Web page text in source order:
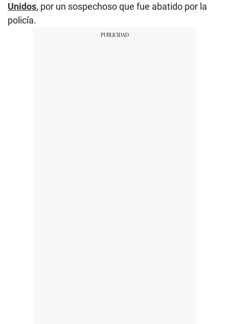
Unidos, por un sospechoso que fue abatido por la
policía.